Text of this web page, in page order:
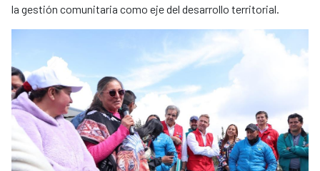
la gestión comunitaria como eje del desarrollo territorial.